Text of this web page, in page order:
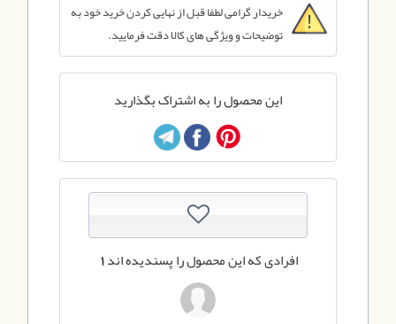
خریدار گرامی لطفا قبل از نهایی کردن خرید خود به
توضیحات و ویژگی های کالا دقت فرمایید.
این محصول را به اشتراک بگذارید
1 افرادی که این محصول را پسندیده اند